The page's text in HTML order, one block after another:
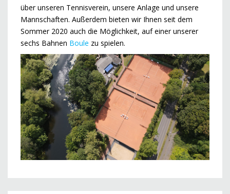
über unseren Tennisverein, unsere Anlage und unsere
Mannschaften. Außerdem bieten wir Ihnen seit dem
Sommer 2020 auch die Möglichkeit, auf einer unserer
sechs Bahnen Boule zu spielen.